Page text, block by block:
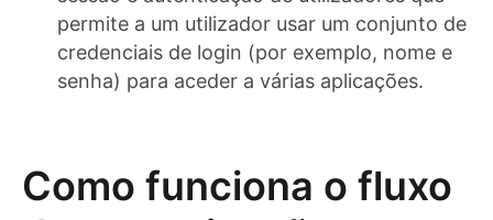
permite a um utilizador usar um conjunto de
credenciais de login (por exemplo, nome e
senha) para aceder a várias aplicações.
Como funciona o fluxo